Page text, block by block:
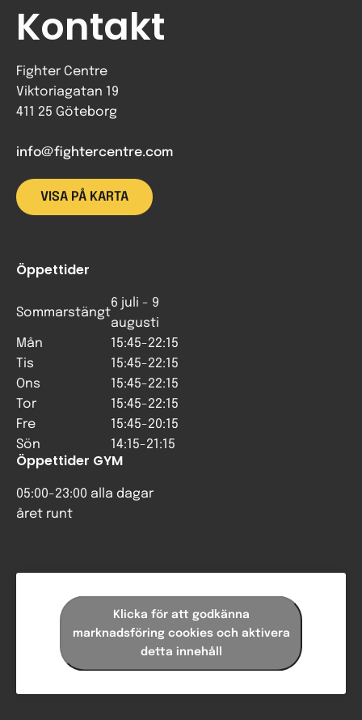
Kontakt
Fighter Centre
Viktoriagatan 19
411 25 Göteborg
info@fightercentre.com
VISA PÅ KARTA
Öppettider
Sommarstängt
6 juli - 9
augusti
Mån
15:45-22:15
Tis
15:45-22:15
Ons
15:45-22:15
Tor
15:45-22:15
Fre
15:45-20:15
Sön
14:15-21:15
Öppettider GYM
05:00-23:00 alla dagar
året runt
Klicka för att godkänna
marknadsföring cookies och aktivera
detta innehåll